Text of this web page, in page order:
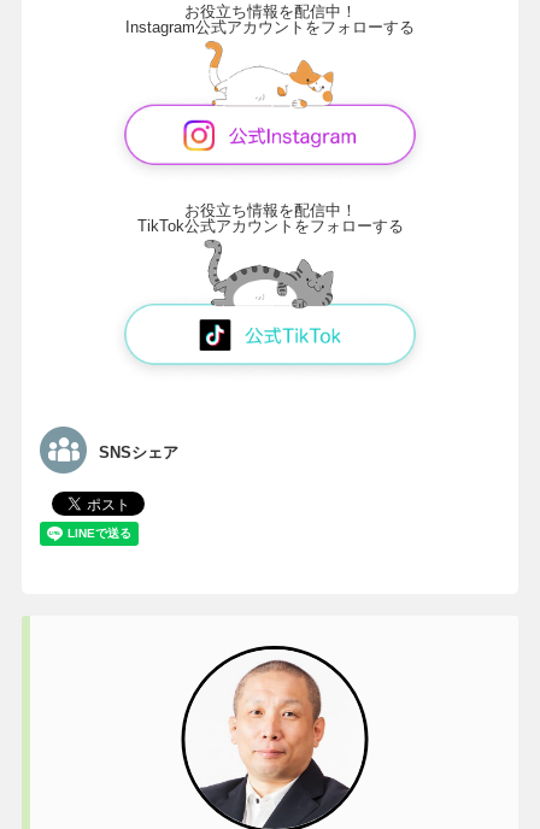
お役立ち情報を配信中！
Instagram公式アカウントをフォローする
お役立ち情報を配信中！
TikTok公式アカウントをフォローする
SNSシェア